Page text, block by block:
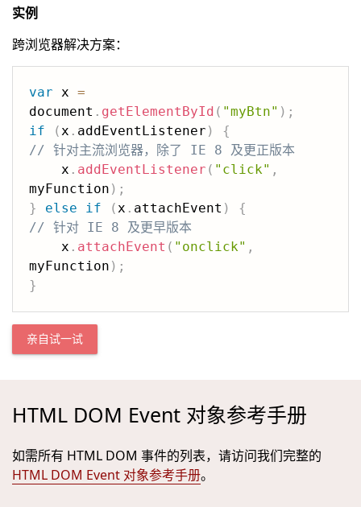
实例
跨浏览器解决方案：
var x =
document . getElementById ( "myBtn" ) ;
if
(x . addEventListener )
{
// 针对主流浏览器，除了 IE 8 及更正版本
    x
. addEventListener ( "click" ,
myFunction ) ;
}
else if (x . attachEvent )
{
// 针对 IE 8 及更早版本
    x
. attachEvent ( "onclick" ,
myFunction ) ;
}
亲自试一试
HTML DOM Event 对象参考手册
如需所有 HTML DOM 事件的列表，请访问我们完整的
HTML DOM Event 对象参考手册。